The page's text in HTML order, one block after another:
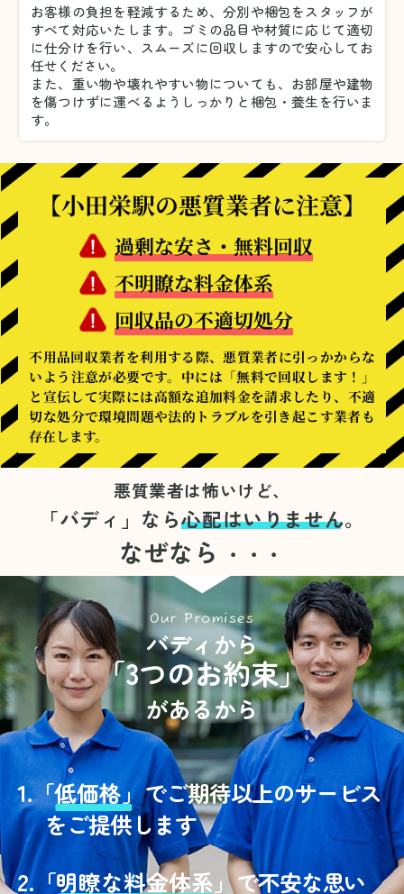
お客様の負担を軽減するため、分別や梱包をスタッフが
すべて対応いたします。 ゴミの品目や材質に応じて適切
に仕分けを行い、スムーズに回収しますので安心してお
任せください。
また、重い物や壊れやすい物についても、お部屋や建物
を傷つけずに運べるようしっかりと梱包・養生を行いま
す。
【小田栄駅の悪質業者に注意】
過剰な安さ・無料回収
不明瞭な料金体系
回収品の不適切処分
不用品回収業者を利用する際、悪質業者に引っかからな
いよう注意が必要です。中には「無料で回収します！」
と宣伝して実際には高額な追加料金を請求したり、不適
切な処分で環境問題や法的トラブルを引き起こす業者も
存在します。
悪質業者は怖いけど、
「バディ」なら心配はいりません。
なぜなら ・・・
Our Promises
バディから
「3つのお約束」
があるから
1.「低価格」でご期待以上のサービス
をご提供します
2.「明瞭な料金体系」で不安な思い